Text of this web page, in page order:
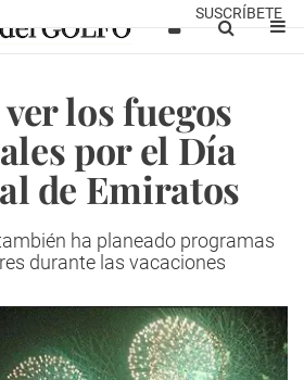
SUSCRÍBETE
los fuegos
por el Día
de Emiratos
ha planeado programas
durante las vacaciones